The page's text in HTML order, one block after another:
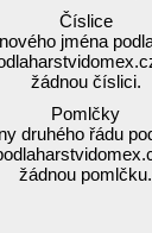
Číslice
jména
žádnou číslici.
Pomlčky
druhého řádu
žádnou pomlčku.